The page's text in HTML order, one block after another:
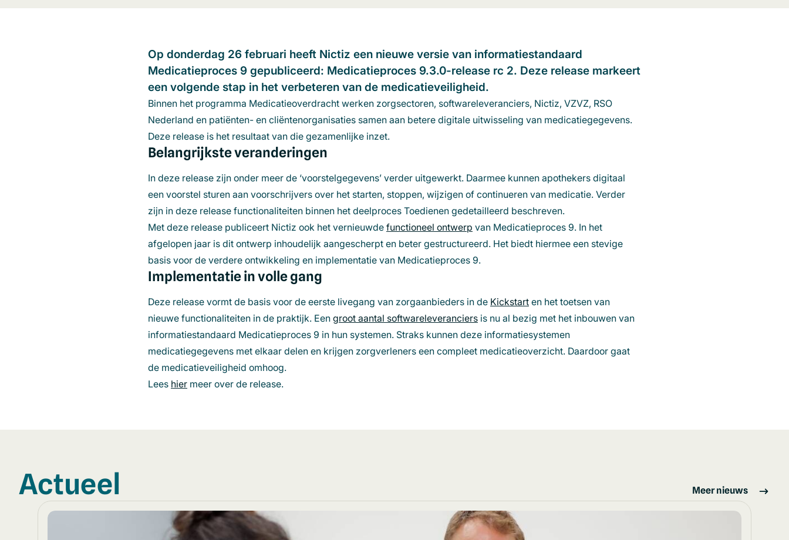
Op donderdag 26 februari heeft Nictiz een nieuwe versie van informatiestandaard
Medicatieproces 9 gepubliceerd: Medicatieproces 9.3.0-release rc 2. Deze release markeert
een volgende stap in het verbeteren van de medicatieveiligheid.
Binnen het programma Medicatieoverdracht werken zorgsectoren, softwareleveranciers, Nictiz, VZVZ, RSO
Nederland en patiënten- en cliëntenorganisaties samen aan betere digitale uitwisseling van medicatiegegevens.
Deze release is het resultaat van die gezamenlijke inzet.
Belangrijkste veranderingen
In deze release zijn onder meer de ‘voorstelgegevens’ verder uitgewerkt. Daarmee kunnen apothekers digitaal
een voorstel sturen aan voorschrijvers over het starten, stoppen, wijzigen of continueren van medicatie. Verder
zijn in deze release functionaliteiten binnen het deelproces Toedienen gedetailleerd beschreven.
Met deze release publiceert Nictiz ook het vernieuwde functioneel ontwerp (opent
in
een
van Medicatieproces 9. In het
afgelopen jaar is dit ontwerp inhoudelijk aangescherpt en beter gestructureerd. Het biedt hiermee een stevige
basis voor de verdere ontwikkeling en implementatie van Medicatieproces 9.
Implementatie in volle gang
Deze release vormt de basis voor de eerste livegang van zorgaanbieders in de Kickstart en het toetsen van
nieuwe functionaliteiten in de praktijk. Een groot aantal softwareleveranciers is nu al bezig met het inbouwen van
informatiestandaard Medicatieproces 9 in hun systemen. Straks kunnen deze informatiesystemen
medicatiegegevens met elkaar delen en krijgen zorgverleners een compleet medicatieoverzicht. Daardoor gaat
de medicatieveiligheid omhoog.
Lees hier (opent
meer over de release.
Actueel Meer nieuws